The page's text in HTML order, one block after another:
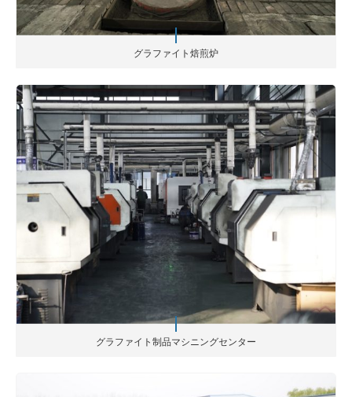
グラファイト焙煎炉
グラファイト制品マシニングセンター